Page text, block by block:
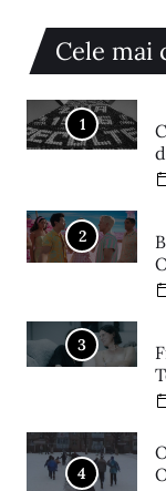
Cele
1
2
3
4